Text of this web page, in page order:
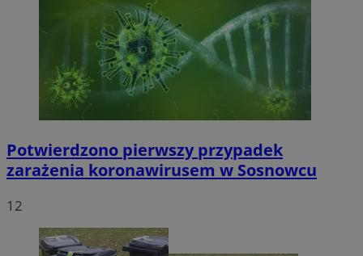
Potwierdzono pierwszy przypadek
zarażenia koronawirusem w Sosnowcu
12